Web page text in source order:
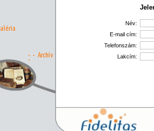
Név:
E-mail cím:
Telefonszám:
Lakcím: